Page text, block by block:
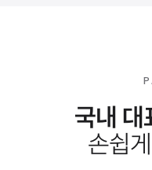
국내 대
손쉽